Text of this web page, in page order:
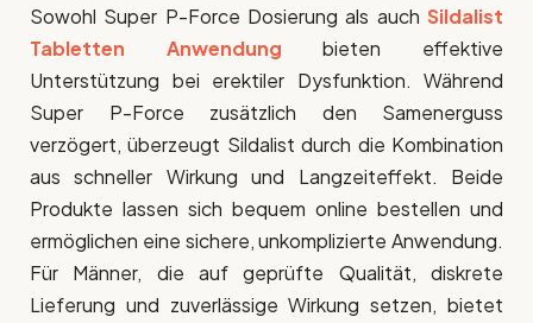
Sowohl Super P-Force Dosierung als auch Sildalist
Tabletten Anwendung bieten effektive
Unterstützung bei erektiler Dysfunktion. Während
Super P-Force zusätzlich den Samenerguss
verzögert, überzeugt Sildalist durch die Kombination
aus schneller Wirkung und Langzeiteffekt. Beide
Produkte lassen sich bequem online bestellen und
ermöglichen eine sichere, unkomplizierte Anwendung.
Für Männer, die auf geprüfte Qualität, diskrete
Lieferung und zuverlässige Wirkung setzen, bietet